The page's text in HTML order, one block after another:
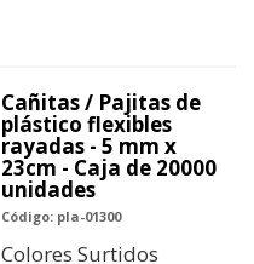
Cañitas / Pajitas de
plástico flexibles
rayadas - 5 mm x
23cm - Caja de 20000
unidades
Código: pla-01300
Colores Surtidos